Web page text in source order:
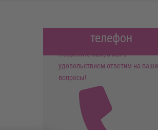
телефон
Позвоните нам, и мы с
удовольствием ответим на ваши
вопросы!